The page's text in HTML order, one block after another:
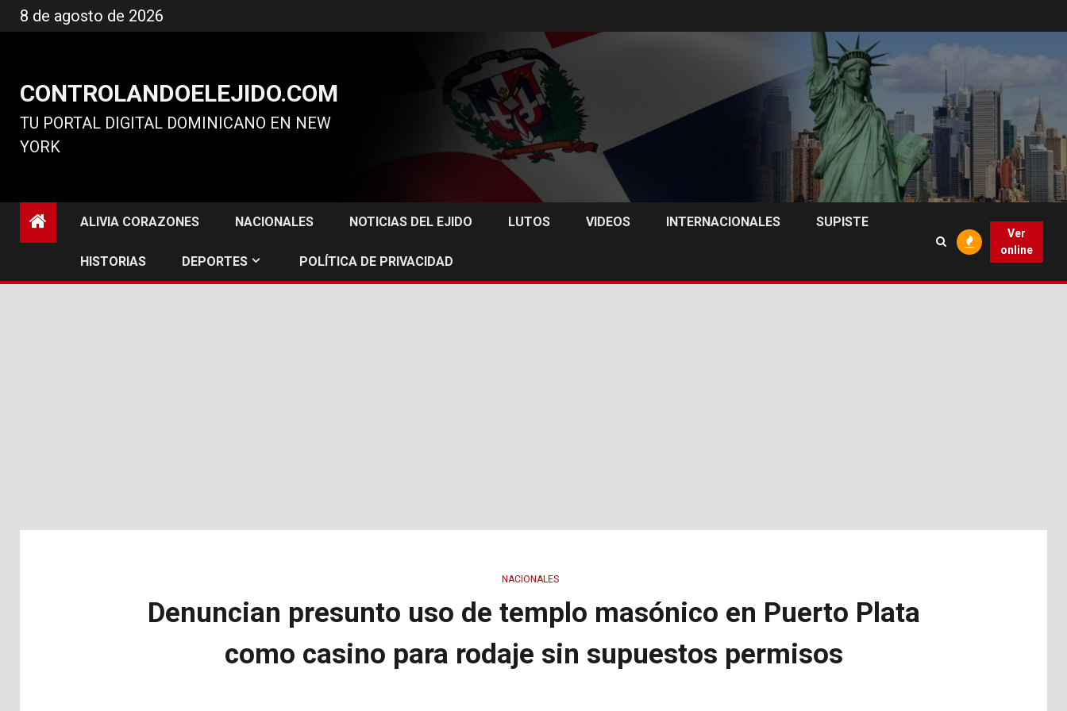
al
8 de agosto de 2026
CONTROLANDOELEJIDO.COM
TU PORTAL DIGITAL DOMINICANO EN NEW
YORK
ALIVIA CORAZONES NACIONALES NOTICIAS DEL EJIDO LUTOS VIDEOS INTERNACIONALES SUPISTE
HISTORIAS DEPORTES POLÍTICA DE PRIVACIDAD
Ver
online
NACIONALES
Denuncian presunto uso de templo masónico en Puerto Plata
como casino para rodaje sin supuestos permisos